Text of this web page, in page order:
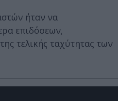
ήταν να
επιδόσεων,
τελικής ταχύτητας των